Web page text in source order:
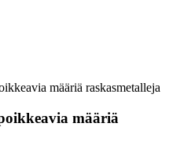
määriä raskasmetalleja
määriä